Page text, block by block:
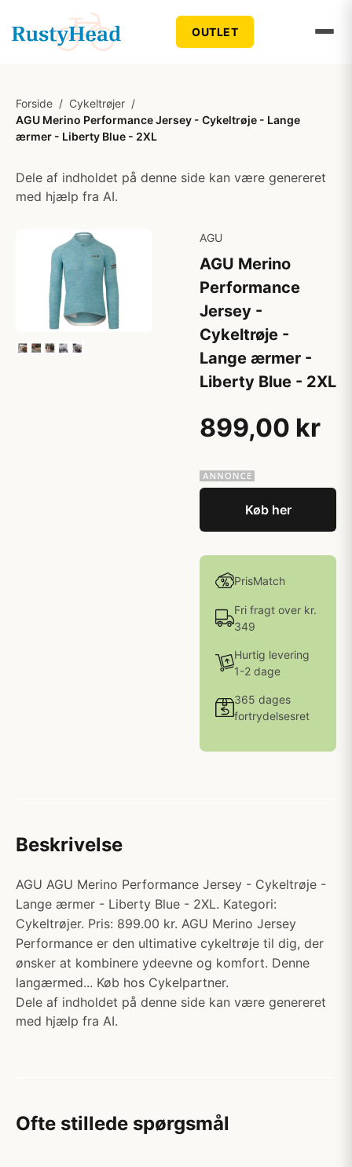
OUTLET
Forside / Cykeltrøjer /
AGU Merino Performance Jersey - Cykeltrøje - Lange
ærmer - Liberty Blue - 2XL
Dele af indholdet på denne side kan være genereret
med hjælp fra AI.
AGU
AGU Merino
Performance
Jersey -
Cykeltrøje -
Lange ærmer -
Liberty Blue - 2XL
899,00 kr
Køb her
PrisMatch
Fri fragt over kr.
349
Hurtig levering
1-2 dage
365 dages
fortrydelsesret
Beskrivelse
AGU AGU Merino Performance Jersey - Cykeltrøje -
Lange ærmer - Liberty Blue - 2XL. Kategori:
Cykeltrøjer. Pris: 899.00 kr. AGU Merino Jersey
Performance er den ultimative cykeltrøje til dig, der
ønsker at kombinere ydeevne og komfort. Denne
langærmed... Køb hos Cykelpartner.
Dele af indholdet på denne side kan være genereret
med hjælp fra AI.
Ofte stillede spørgsmål